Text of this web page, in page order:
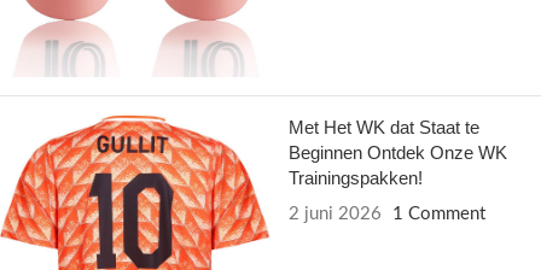
Met Het WK dat Staat te
Beginnen Ontdek Onze WK
Trainingspakken!
2 juni 2026 1 Comment